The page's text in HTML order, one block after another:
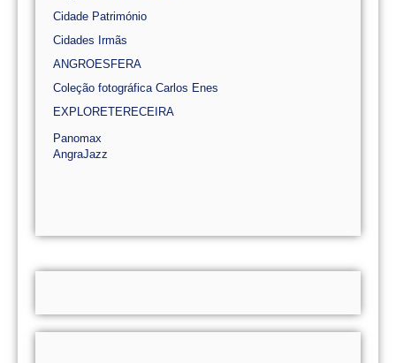
Cidade Património
Cidades Irmãs
ANGROESFERA
Coleção fotográfica Carlos Enes
EXPLORETERECEIRA
Panomax
AngraJazz